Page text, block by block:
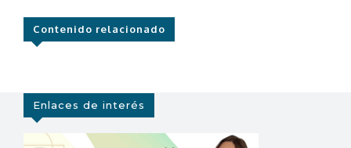
Contenido relacionado
Enlaces de interés